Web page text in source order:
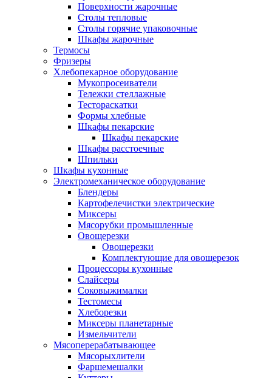
Поверхности жарочные
Столы тепловые
Столы горячие упаковочные
Шкафы жарочные
Термосы
Фризеры
Хлебопекарное оборудование
Мукопросеиватели
Тележки стеллажные
Тестораскатки
Формы хлебные
Шкафы пекарские
Шкафы пекарские
Шкафы расстоечные
Шпильки
Шкафы кухонные
Электромеханическое оборудование
Блендеры
Картофелечистки электрические
Миксеры
Мясорубки промышленные
Овощерезки
Овощерезки
Комплектующие для овощерезок
Процессоры кухонные
Слайсеры
Соковыжималки
Тестомесы
Хлеборезки
Миксеры планетарные
Измельчители
Мясоперерабатывающее
Мясорыхлители
Фаршемешалки